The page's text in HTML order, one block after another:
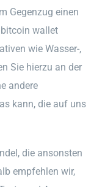
Gegenzug einen
wallet
wie Wasser-,
Sie hierzu an der
andere
kann, die auf uns
die ansonsten
empfehlen wir,